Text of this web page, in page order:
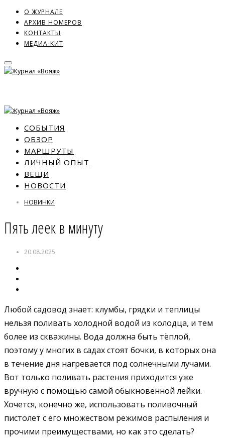
О ЖУРНАЛЕ
АРХИВ НОМЕРОВ
КОНТАКТЫ
МЕДИА-КИТ
СОБЫТИЯ
ОБЗОР
МАРШРУТЫ
ЛИЧНЫЙ ОПЫТ
ВЕЩИ
НОВОСТИ
НОВИНКИ
Пять леек в минуту
20.08.2025
Любой садовод знает: клумбы, грядки и теплицы
нельзя поливать холодной водой из колодца, и тем
более из скважины. Вода должна быть тёплой,
поэтому у многих в садах стоят бочки, в которых она
в течение дня нагревается под солнечными лучами.
Вот только поливать растения приходится уже
вручную с помощью самой обыкновенной лейки.
Хочется, конечно же, использовать поливочный
пистолет с его множеством режимов распыления и
прочими преимуществами, но как это сделать?